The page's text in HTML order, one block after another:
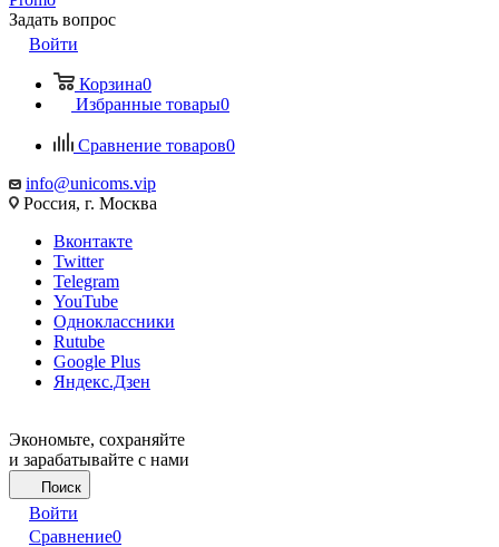
Задать вопрос
Войти
Корзина0
Избранные товары0
Сравнение товаров0
info@unicoms.vip
Россия, г. Москва
Вконтакте
Twitter
Telegram
YouTube
Одноклассники
Rutube
Google Plus
Яндекс.Дзен
Экономьте, сохраняйте
и зарабатывайте с нами
Поиск
Войти
Сравнение0